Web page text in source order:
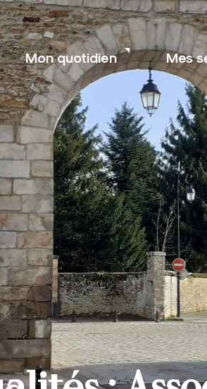
Mon quotidien Mes